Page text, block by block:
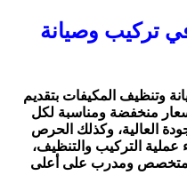
تركيب وصيانة
وتنظيف المكيفات بتقديم
منخفضة ومناسبة لكل
العالية، وكذلك الحرص
التركيب والتنظيف،
متخصص ومدرب على أعلى